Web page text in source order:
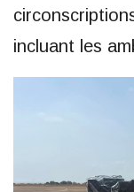
incluant les